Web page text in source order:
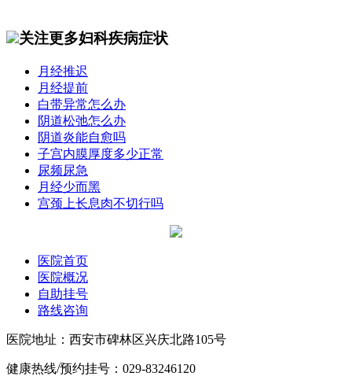
关注更多妇科疾病症状
月经推迟
月经提前
白带异常怎么办
阴道松弛怎么办
阴道炎能自愈吗
子宫内膜厚度多少正常
尿频尿急
月经少而黑
宫颈上长息肉不切行吗
医院首页
医院概况
自助挂号
路线咨询
医院地址：西安市碑林区兴庆北路105号
健康热线/预约挂号：029-83246120